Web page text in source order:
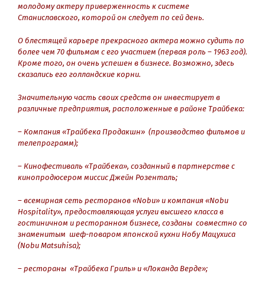
молодому актеру приверженность к системе
Станиславского, которой он следует по сей день.
О блестящей карьере прекрасного актера можно судить по
более чем 70 фильмам с его участием (первая роль – 1963 год).
Кроме того, он очень успешен в бизнесе. Возможно, здесь
сказались его голландские корни.
Значительную часть своих средств он инвестирует в
различные предприятия, расположенные в районе Трайбека:
– Компания «Трайбека Продакшн» (производство фильмов и
телепрограмм);
– Кинофестиваль «Трайбека», созданный в партнерстве с
кинопродюсером миссис Джейн Розенталь;
– всемирная сеть ресторанов «Nobu» и компания «Nobu
Hospitality», предоставляющая услуги высшего класса в
гостиничном и ресторанном бизнесе, созданы совместно со
знаменитым шеф-поваром японской кухни Нобу Мацухиса
(Nobu Matsuhisa);
– рестораны «Трайбека Гриль» и «Локанда Верде»;